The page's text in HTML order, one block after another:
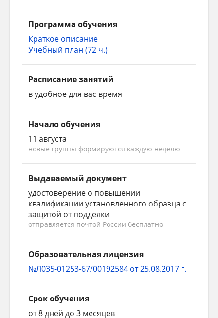
Программа обучения
Краткое описание
Учебный план (72 ч.)
Расписание занятий
в удобное для вас время
Начало обучения
11 августа
новые группы формируются каждую неделю
Выдаваемый документ
удостоверение о повышении
квалификации установленного образца с
защитой от подделки
отправляется почтой России бесплатно
Образовательная лицензия
№Л035-01253-67/00192584 от 25.08.2017 г.
Срок обучения
от 8 дней до 3 месяцев